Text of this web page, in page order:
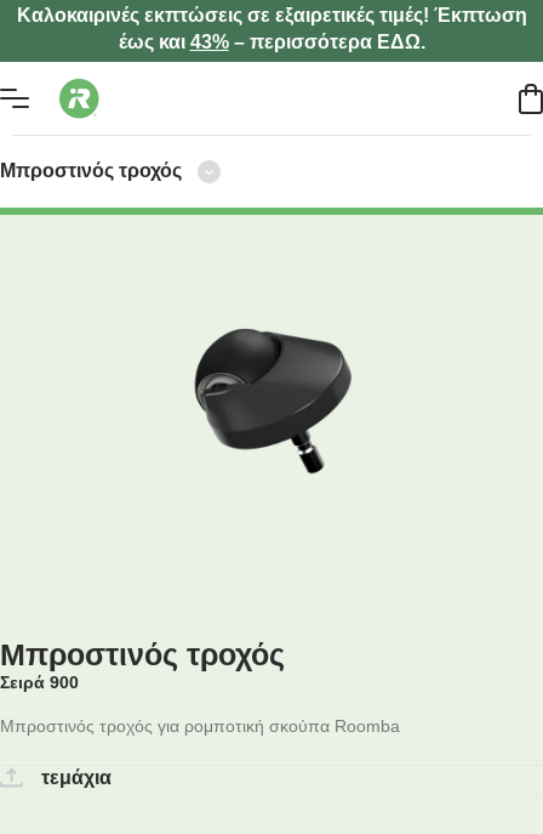
Καλοκαιρινές εκπτώσεις σε εξαιρετικές τιμές! Έκπτωση
έως και 43%– περισσότερα ΕΔΩ.
Μπροστινός τροχός
Μπροστινός τροχός
Σειρά 900
Μπροστινός τροχός για ρομποτική σκούπα Roomba
τεμάχια